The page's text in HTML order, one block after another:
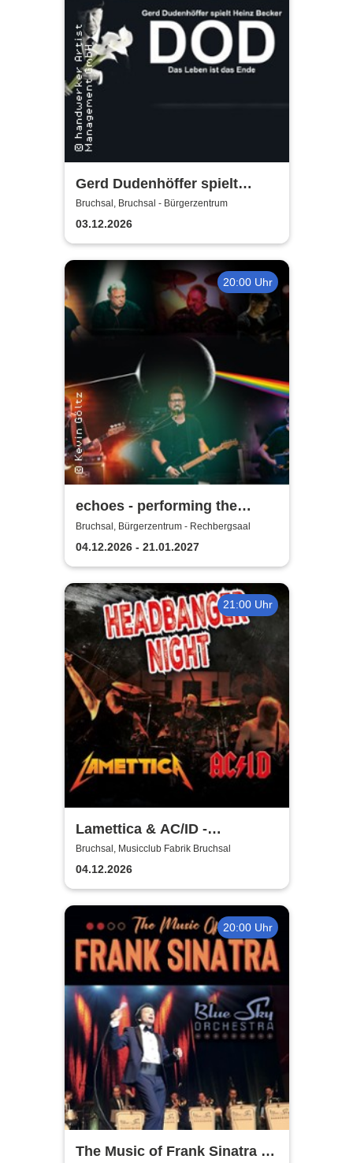
Gerd Dudenhöffer spielt
Heinz Becker
Bruchsal, Bruchsal - Bürgerzentrum
03.12.2026
20:00 Uhr
echoes - performing the
music of Pink Floyd
Bruchsal, Bürgerzentrum - Rechbergsaal
04.12.2026 - 21.01.2027
21:00 Uhr
Lamettica & AC/ID -
Headbanger Night
Bruchsal, Musicclub Fabrik Bruchsal
04.12.2026
20:00 Uhr
The Music of Frank Sinatra -